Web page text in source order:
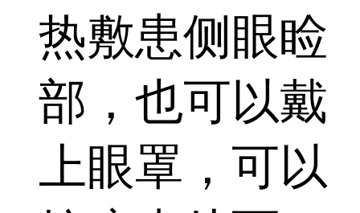
热敷患侧眼睑
部，也可以戴
上眼罩，可以